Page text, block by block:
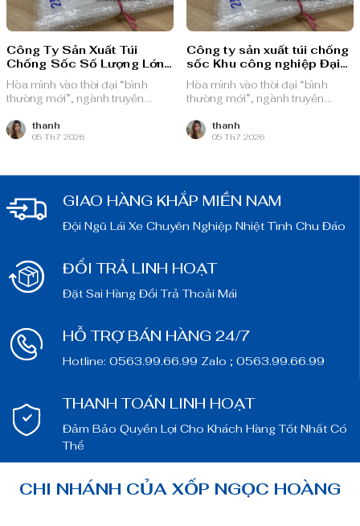
Công Ty Sản Xuất Túi
Chống Sốc Số Lượng Lớn
Khu Công Nghiệp Bình An
Hòa mình vào thời đại “bình
thường mới”, ngành truyền
nguồn lực dồi dào và chiến lược
bài bản, sẵn sàng ghi danh trên
thanh
05 Th7 2026
Công ty sản xuất túi chống
sốc Khu công nghiệp Đại
Đăng
Hòa mình vào thời đại “bình
thường mới”, ngành truyền
nguồn lực dồi dào và chiến lược
bài bản, sẵn sàng ghi danh trên
thanh
05 Th7 2026
GIAO HÀNG KHẮP MIỀN NAM
Đội Ngũ Lái Xe Chuyên Nghiệp Nhiệt Tình Chu Đáo
ĐỔI TRẢ LINH HOẠT
Đặt Sai Hàng Đổi Trả Thoải Mái
HỖ TRỢ BÁN HÀNG 24/7
Hotline: 0563.99.66.99 Zalo ; 0563.99.66.99
THANH TOÁN LINH HOẠT
Đảm Bảo Quyền Lợi Cho Khách Hàng Tốt Nhất Có
Thể
CHI NHÁNH CỦA XỐP NGỌC HOÀNG